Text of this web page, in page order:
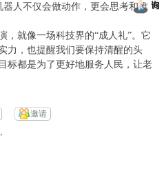
人不仅会做动作，更会思考和推
就像一场科技界的“成人礼”。它
力，也提醒我们要保持清醒的头
标都是为了更好地服务人民，让老
邀请